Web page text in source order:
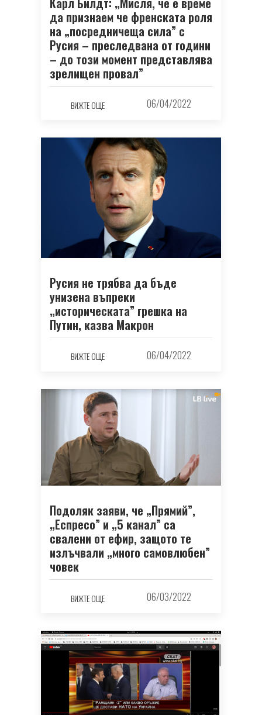
да признаем че френската роля
на „посредничеща сила” с
Русия – преследвана от години
– до този момент представлява
зрелищен провал”
ВИЖТЕ ОЩЕ 06/04/2022
Русия не трябва да бъде
унизена въпреки
„историческата” грешка на
Путин, казва Макрон
ВИЖТЕ ОЩЕ 06/04/2022
Подоляк заяви, че „Прямий”,
„Еспресо” и „5 канал” са
свалени от ефир, защото те
излъчвали „много самовлюбен”
човек
ВИЖТЕ ОЩЕ 06/03/2022